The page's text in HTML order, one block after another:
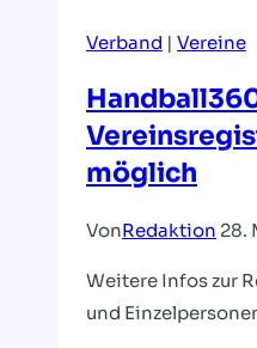
ruft
Verband | Vereine
möglich
VonRedaktion 28.
Weitere Infos zur
und